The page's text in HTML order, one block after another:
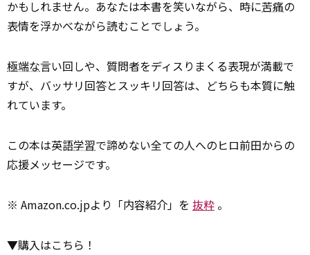
かもしれません。あなたは本書を笑いながら、時に苦痛の
表情を浮かべながら読むことでしょう。
極端な言い回しや、質問者をディスりまくる表現が満載で
すが、バッサリ回答とスッキリ回答は、どちらも本質に触
れています。
この本は英語学習で諦めない全ての人へのヒロ前田からの
応援メッセージです。
※ Amazon.co.jpより「内容紹介」を 抜粋 。
▼購入はこちら！